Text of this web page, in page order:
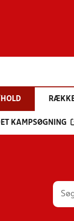
KAMPSØGNING